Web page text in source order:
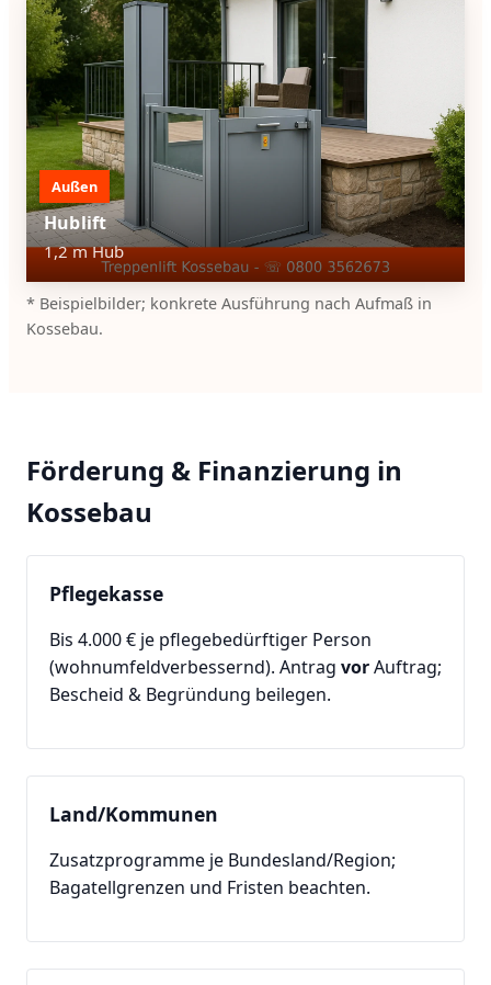
Außen
Hublift
1,2 m Hub
* Beispielbilder; konkrete Ausführung nach Aufmaß in
Kossebau.
Förderung & Finanzierung in
Kossebau
Pflegekasse
Bis 4.000 € je pflegebedürftiger Person
(wohnumfeldverbessernd). Antrag vorAuftrag;
Bescheid & Begründung beilegen.
Land/Kommunen
Zusatzprogramme je Bundesland/Region;
Bagatellgrenzen und Fristen beachten.